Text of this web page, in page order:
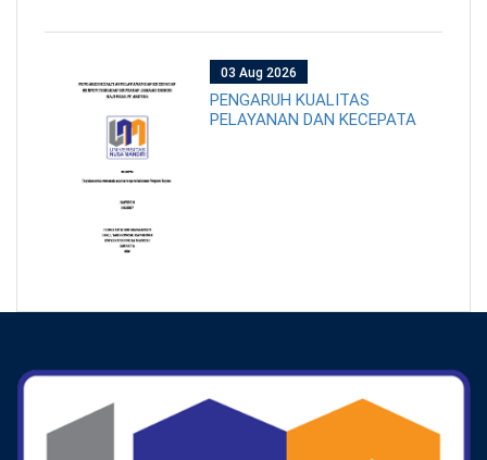
03 Aug 2026
PENGARUH KUALITAS
PELAYANAN DAN KECEPATA